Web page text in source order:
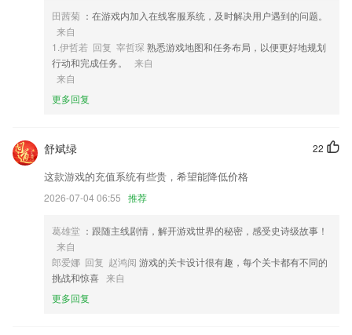
4,※追书必备阅读神器，免费小说大全，人气手机阅读追书神器，汇聚海
量精品出版图书，功能体验全面升级。
5,是大众创业的事业平台
6,把生活照护、基础护理和临床护理有机结合，满足入住者在不同年龄、
不同生理阶段、不同身体情况下的照护、医疗需求。
1.产品版块设置丰富，有中英文AI阅读课程，2265阅读分为中文阅读馆和
英文阅读馆。
2.可以将需要参加培训的课程进行预约，线上参加报名更加方便；
3.绅士教育课48个亲子绘本+48个亲子视频
4.快速查找，分类清晰。可按成语结构、字数查找。
5.与到作业测试中，在线报名参加测试内容，查看学习报告
6.更快地了解各种最全面的韩语信息，实时在线学习最好的韩语信息也会
更有效率。
田茜菊 ：在游戏内加入在线客服系统，及时解决用户遇到的问题。
来自
1.伊哲若 回复 宰哲琛 熟悉游戏地图和任务布局，以便更好地规划
行动和完成任务。
来自
来自
更多回复
22
舒斌绿
这款游戏的充值系统有些贵，希望能降低价格
2026-07-04 06:55 推荐
葛雄堂 ：跟随主线剧情，解开游戏世界的秘密，感受史诗级故事！
来自
郎爱娜 回复 赵鸿阅 游戏的关卡设计很有趣，每个关卡都有不同的
挑战和惊喜 来自
更多回复